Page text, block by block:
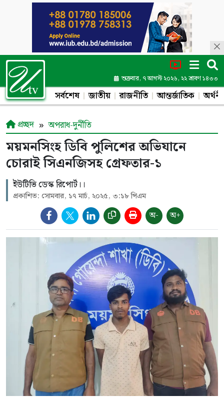
শুক্রবার, ৭ আগস্ট ২০২৬, ২২ শ্রাবণ ১৪৩৩
সর্বশেষ জাতীয় রাজনীতি আন্তর্জাতিক
প্রচ্ছদ অপরাধ-দুর্নীতি
ময়মনসিংহ ডিবি পুলিশের অভিযানে
চোরাই সিএনজিসহ গ্রেফতার-১
ইউটিভি ডেস্ক রিপোর্ট।।
প্রকাশিত: সোমবার, ১৭ মার্চ, ২০২৫, ৩:১৮ পিএম
অ- অ+